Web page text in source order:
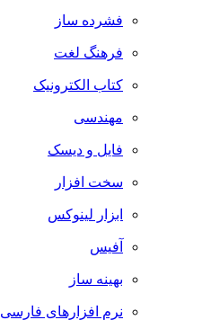
فشرده ساز
فرهنگ لغت
کتاب الکترونیک
مهندسی
فایل و دیسک
سخت افزار
ابزار لینوکس
آفیس
بهینه ساز
نرم افزارهای فارسی